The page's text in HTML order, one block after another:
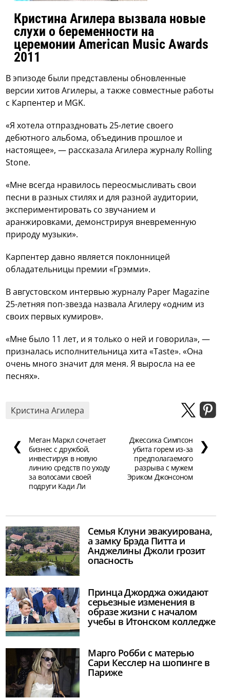
Кристина Агилера вызвала новые
слухи о беременности на
церемонии American Music Awards
2011
В эпизоде были представлены обновленные
версии хитов Агилеры, а также совместные работы
с Карпентер и MGK.
«Я хотела отпраздновать 25-летие своего
дебютного альбома, объединив прошлое и
настоящее», — рассказала Агилера журналу Rolling
Stone.
«Мне всегда нравилось переосмысливать свои
песни в разных стилях и для разной аудитории,
экспериментировать со звучанием и
аранжировками, демонстрируя вневременную
природу музыки».
Карпентер давно является поклонницей
обладательницы премии «Грэмми».
В августовском интервью журналу Paper Magazine
25-летняя поп-звезда назвала Агилеру «одним из
своих первых кумиров».
«Мне было 11 лет, и я только о ней и говорила», —
призналась исполнительница хита «Taste». «Она
очень много значит для меня. Я выросла на ее
песнях».
Кристина Агилера
❮
Меган Маркл сочетает
бизнес с дружбой,
инвестируя в новую
линию средств по уходу
за волосами своей
подруги Кади Ли
Джессика Симпсон
убита горем из-за
предполагаемого
разрыва с мужем
Эриком Джонсоном
❯
Семья Клуни эвакуирована,
а замку Брэда Питта и
Анджелины Джоли грозит
опасность
Принца Джорджа ожидают
серьезные изменения в
образе жизни с началом
учебы в Итонском колледже
Марго Робби с матерью
Сари Кесслер на шопинге в
Париже